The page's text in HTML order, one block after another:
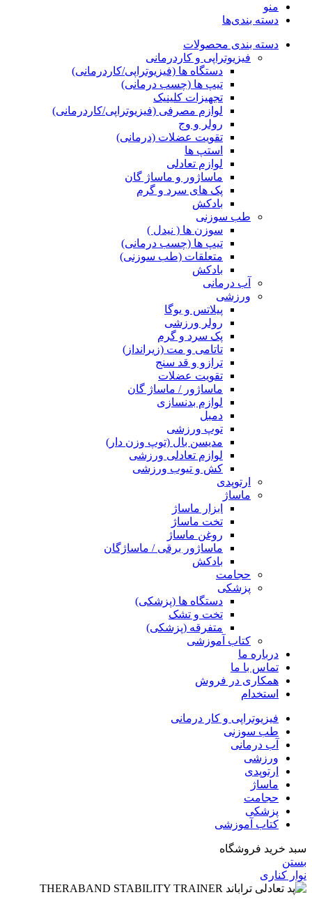
منو
دسته بندی‌ها
دسته بندی محصولات
فیزیوتراپی و کاردرمانی
دستگاه ها (فیزیوتراپی/کاردرمانی)
تیپ ها (چسب درمانی)
تجهیزات کلینیک
لوازم مصرفی (فیزیوتراپی/کاردرمانی)
رولر و وج
تقویت عضلات (درمانی)
استپ ها
لوازم تعادلی
ماساژور و ماساژ گان
پک های سرد و گرم
بادکش
طب سوزنی
سوزن ها ( نیدل )
تیپ ها (چسب درمانی)
متعلقات (طب سوزنی)
بادکش
آب درمانی
ورزشی
پیلاتس و یوگا
رولر ورزشی
پک سرد و گرم
تاتامی و مت (زیرانداز)
ترازو و قد سنج
تقویت عضلات
ماساژور / ماساژ گان
لوازم بدنسازی
دمبل
توپ ورزشی
مدیسن بال (توپ وزن دار)
لوازم تعادلی ورزشی
کش و تیوب ورزشی
ارتوپدی
ماساژ
ابزار ماساژ
تخت ماساژ
روغن ماساژ
ماساژور برقی / ماساژگان
بادکش
حجامت
پزشکی
دستگاه ها (پزشکی)
تخت و تشک
متفرقه (پزشکی)
کتاب آموزشی
درباره ما
تماس با ما
همکاری در فروش
استخدام
فیزیوتراپی و کار درمانی
طب سوزنی
آب درمانی
ورزشی
ارتوپدی
ماساژ
حجامت
پزشکی
کتاب آموزشی
سبد خرید فروشگاه
بستن
نوار کناری